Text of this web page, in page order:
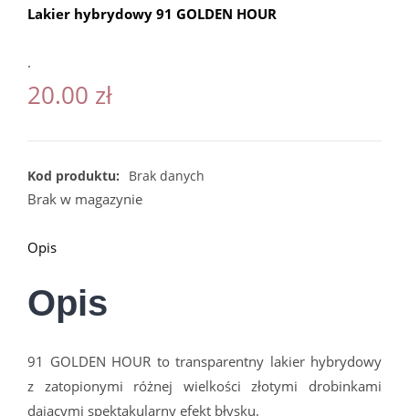
Lakier hybrydowy 91 GOLDEN HOUR
.
20.00 zł
Kod produktu: Brak danych
Brak w magazynie
Opis
Opis
91 GOLDEN HOUR to transparentny lakier hybrydowy
z zatopionymi różnej wielkości złotymi drobinkami
dającymi spektakularny efekt błysku.